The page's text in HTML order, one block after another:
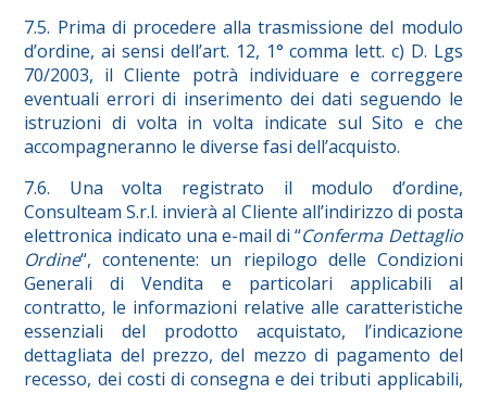
7.5. Prima di procedere alla trasmissione del modulo
d’ordine, ai sensi dell’art. 12, 1° comma lett. c) D. Lgs
70/2003, il Cliente potrà individuare e correggere
eventuali errori di inserimento dei dati seguendo le
istruzioni di volta in volta indicate sul Sito e che
accompagneranno le diverse fasi dell’acquisto.
7.6. Una volta registrato il modulo d’ordine,
Consulteam S.r.l. invierà al Cliente all’indirizzo di posta
elettronica indicato una e-mail di “Conferma Dettaglio
Ordine“, contenente: un riepilogo delle Condizioni
Generali di Vendita e particolari applicabili al
contratto, le informazioni relative alle caratteristiche
essenziali del prodotto acquistato, l’indicazione
dettagliata del prezzo, del mezzo di pagamento del
recesso, dei costi di consegna e dei tributi applicabili,